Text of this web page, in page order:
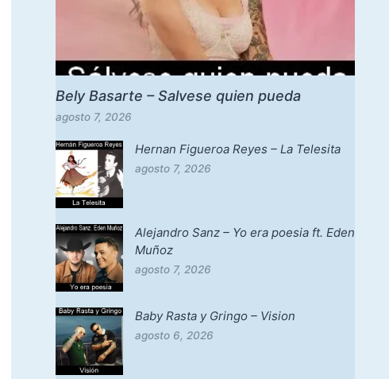
Bely Basarte – Salvese quien pueda
agosto 7, 2026
Hernan Figueroa Reyes – La Telesita
agosto 7, 2026
Alejandro Sanz – Yo era poesia ft. Eden
Muñoz
agosto 7, 2026
Baby Rasta y Gringo – Vision
agosto 6, 2026